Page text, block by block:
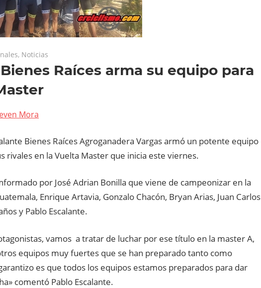
, Noticias
Raíces arma su equipo para
Mora
Bienes Raíces Agroganadera Vargas armó un potente equipo
rivales en la Vuelta Master que inicia este viernes.
por José Adrian Bonilla que viene de campeonizar en la
Enrique Artavia, Gonzalo Chacón, Bryan Arias, Juan Carlos
y Pablo Escalante.
vamos a tratar de luchar por ese título en la master A,
equipos muy fuertes que se han preparado tanto como
es que todos los equipos estamos preparados para dar
comentó Pablo Escalante.